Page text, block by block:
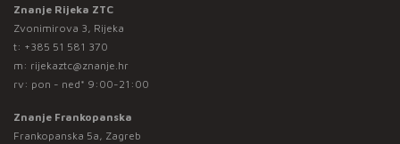
Znanje Rijeka ZTC
Zvonimirova 3, Rijeka
t: +385 51 581 370
m: rijekaztc@znanje.hr
rv: pon - ned* 9:00-21:00
Znanje Frankopanska
Frankopanska 5a, Zagreb